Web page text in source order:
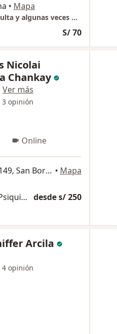
• Mapa
GF LIMA - San Luis Videoconsulta y algunas veces Presencial
S/ 70
Nicolai
Chankay
Ver más
3 opinión
Online
General Fortunato Bedoya149, San Borja, 3er piso, San Borja • Mapa
Consulta Especializada en Psiquiatría desde s/ 250
Arcila
4 opinión